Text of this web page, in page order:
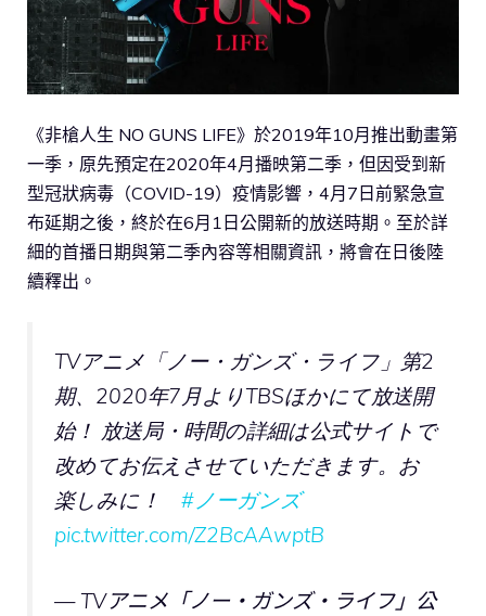
《非槍人生 NO GUNS LIFE》於2019年10月推出動畫第
一季，原先預定在2020年4月播映第二季，但因受到新
型冠狀病毒（COVID-19）疫情影響，4月7日前緊急宣
布延期之後，終於在6月1日公開新的放送時期。至於詳
細的首播日期與第二季內容等相關資訊，將會在日後陸
續釋出。
TVアニメ「ノー・ガンズ・ライフ」第2
期、2020年7月よりTBSほかにて放送開
始！ 放送局・時間の詳細は公式サイトで
改めてお伝えさせていただきます。お
楽しみに！ #ノーガンズ
pic.twitter.com/Z2BcAAwptB
— TVアニメ「ノー・ガンズ・ライフ」公